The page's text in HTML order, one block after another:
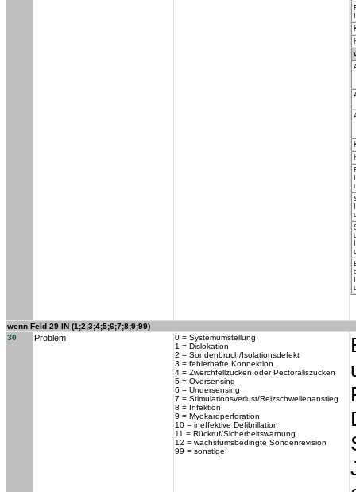
wenn Feld 29 IN (1;2;3;4;5;6;7;8;9;99)
30
Problem
0 = Systemumstellung
1 = Dislokation
2 = Sondenbruch/Isolationsdefekt
3 = fehlerhafte Konnektion
4 = Zwerchfellzucken oder Pectoraliszucken
5 = Oversensing
6 = Undersensing
7 = Stimulationsverlust/Reizschwellenanstieg
8 = Infektion
9 = Myokardperforation
10 = ineffektive Defibrillation
11 = Rückruf/Sicherheitswarnung
12 = wachstumsbedingte Sondenrevision
99 = sonstige